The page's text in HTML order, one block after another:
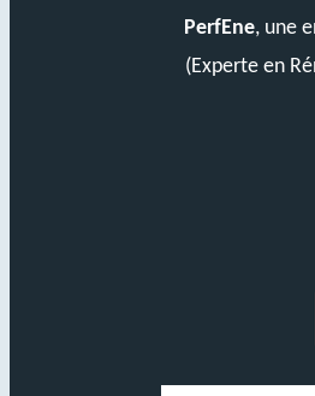
PerfEne, une
(Experte en